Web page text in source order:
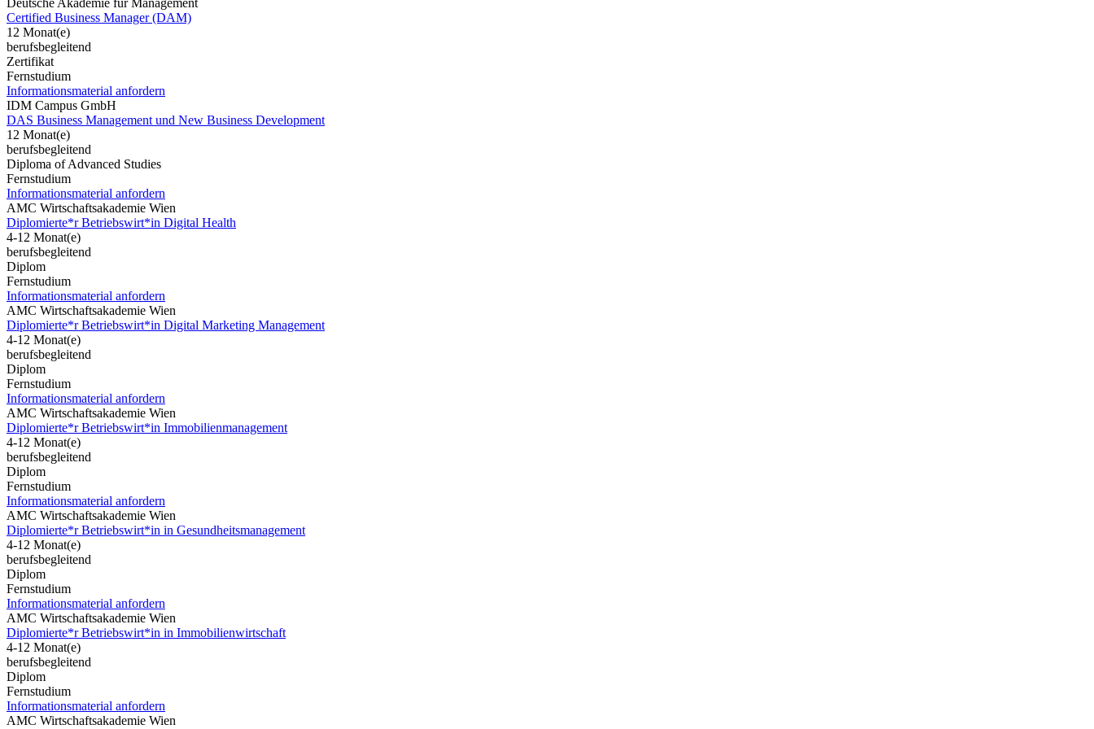
Certified Business Manager (DAM)
12 Monat(e)
berufsbegleitend
Zertifikat
Fernstudium
Informationsmaterial anfordern
IDM Campus GmbH
DAS Business Management und New Business Development
12 Monat(e)
berufsbegleitend
Diploma of Advanced Studies
Fernstudium
Informationsmaterial anfordern
AMC Wirtschaftsakademie Wien
Diplomierte*r Betriebswirt*in Digital Health
4-12 Monat(e)
berufsbegleitend
Diplom
Fernstudium
Informationsmaterial anfordern
AMC Wirtschaftsakademie Wien
Diplomierte*r Betriebswirt*in Digital Marketing Management
4-12 Monat(e)
berufsbegleitend
Diplom
Fernstudium
Informationsmaterial anfordern
AMC Wirtschaftsakademie Wien
Diplomierte*r Betriebswirt*in Immobilienmanagement
4-12 Monat(e)
berufsbegleitend
Diplom
Fernstudium
Informationsmaterial anfordern
AMC Wirtschaftsakademie Wien
Diplomierte*r Betriebswirt*in in Gesundheitsmanagement
4-12 Monat(e)
berufsbegleitend
Diplom
Fernstudium
Informationsmaterial anfordern
AMC Wirtschaftsakademie Wien
Diplomierte*r Betriebswirt*in in Immobilienwirtschaft
4-12 Monat(e)
berufsbegleitend
Diplom
Fernstudium
Informationsmaterial anfordern
AMC Wirtschaftsakademie Wien